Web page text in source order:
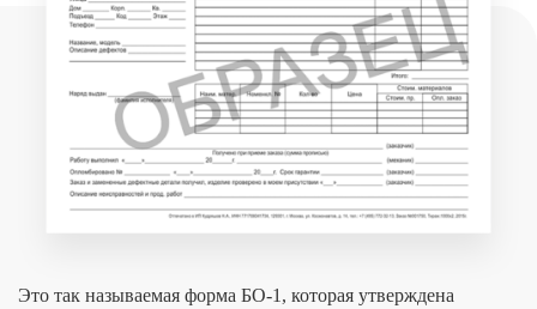
Это так называемая форма БО-1, которая утверждена